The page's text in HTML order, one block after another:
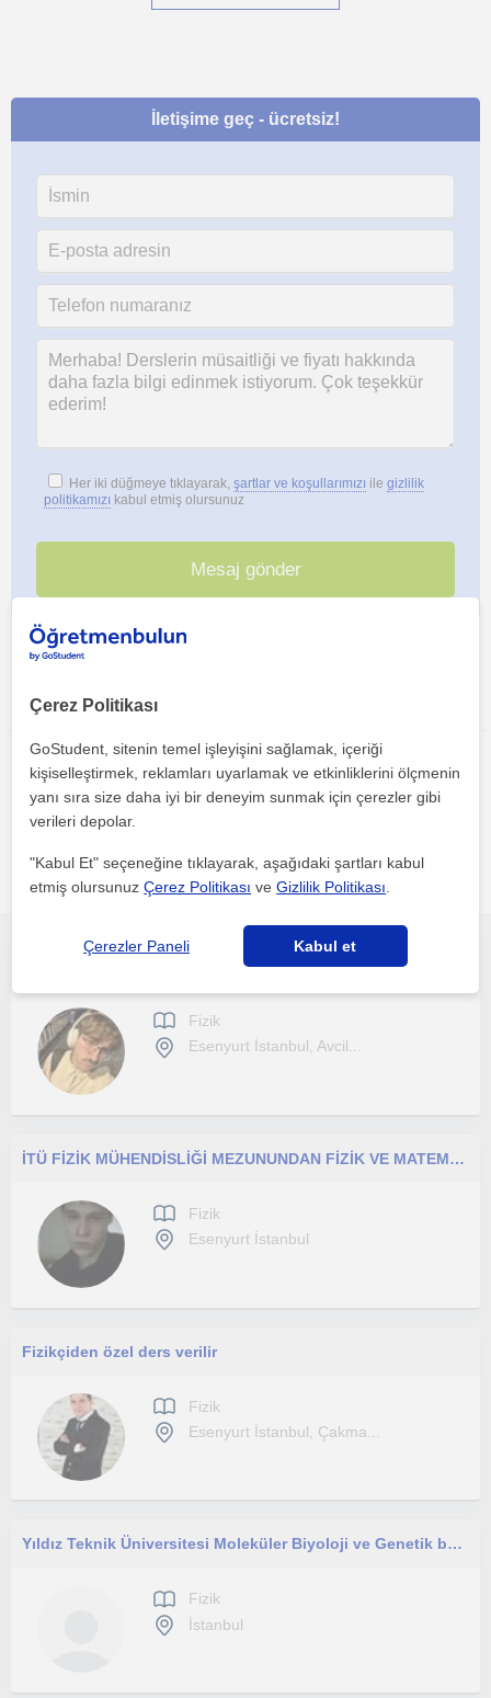
İletişime geç - ücretsiz!
Her iki düğmeye tıklayarak, şartlar ve koşullarımızı ile gizlilik
politikamızı kabul etmiş olursunuz
Bu ilanı paylaş veya e-posta ile gönder
Istanbul bölgesinde ilginizi çekebilecek diğer Fizik
öğretmenleri
Herkese Fizik Dersi (TYT-AYT-ARA SINIF)
Fizik
Esenyurt İstanbul, Avcil...
İTÜ FİZİK MÜHENDİSLİĞİ MEZUNUNDAN FİZİK VE MATEMATİK ÖZEL DERS
Fizik
Esenyurt İstanbul
Fizikçiden özel ders verilir
Fizik
Esenyurt İstanbul, Çakma...
Yıldız Teknik Üniversitesi Moleküler Biyoloji ve Genetik bölümü öğrencisiyim.
Fizik
İstanbul
Çerez Politikası
GoStudent, sitenin temel işleyişini sağlamak, içeriği
kişiselleştirmek, reklamları uyarlamak ve etkinliklerini ölçmenin
yanı sıra size daha iyi bir deneyim sunmak için çerezler gibi
verileri depolar.
"Kabul Et" seçeneğine tıklayarak, aşağıdaki şartları kabul
etmiş olursunuzÇerez Politikası veGizlilik Politikası
Çerezler Paneli Kabul et